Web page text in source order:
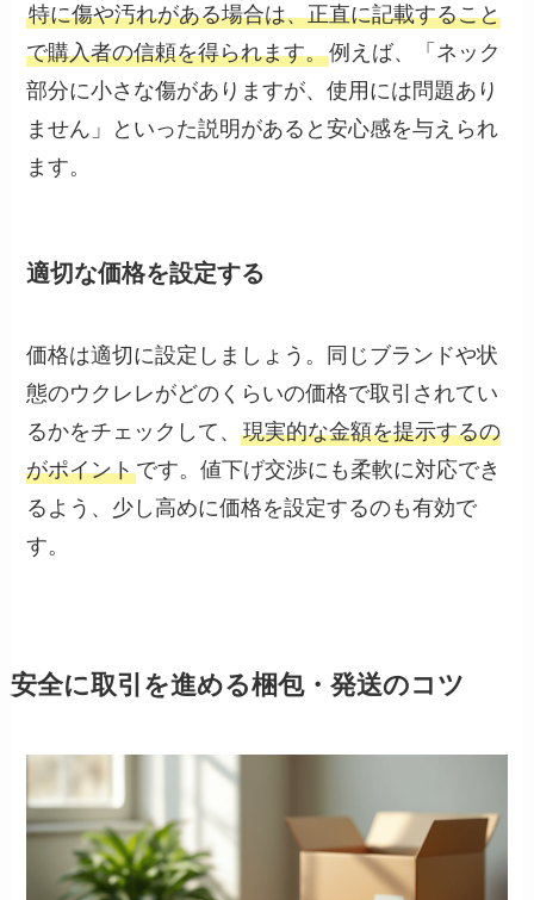
特に傷や汚れがある場合は、正直に記載すること
で購入者の信頼を得られます。例えば、「ネック
部分に小さな傷がありますが、使用には問題あり
ません」といった説明があると安心感を与えられ
ます。
適切な価格を設定する
価格は適切に設定しましょう。同じブランドや状
態のウクレレがどのくらいの価格で取引されてい
るかをチェックして、現実的な金額を提示するの
がポイントです。値下げ交渉にも柔軟に対応でき
るよう、少し高めに価格を設定するのも有効で
す。
安全に取引を進める梱包・発送のコツ